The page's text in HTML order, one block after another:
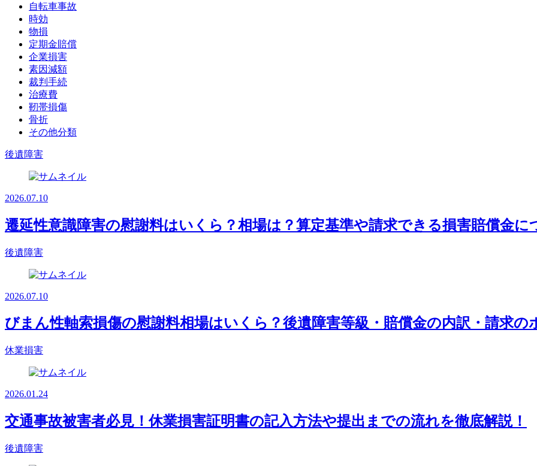
自転車事故
時効
物損
定期金賠償
企業損害
素因減額
裁判手続
治療費
靭帯損傷
骨折
その他分類
後遺障害
2026.07.10
遷延性意識障害の慰謝料はいくら？相場は？算定基準や請求できる損害賠償金に
後遺障害
2026.07.10
びまん性軸索損傷の慰謝料相場はいくら？後遺障害等級・賠償金の内訳・請求の
休業損害
2026.01.24
交通事故被害者必見！休業損害証明書の記入方法や提出までの流れを徹底解説！
後遺障害